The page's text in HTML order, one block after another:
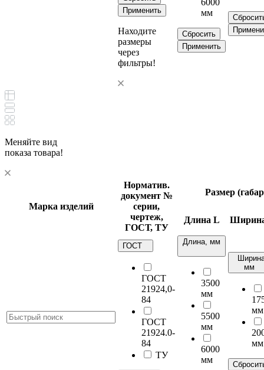
Применить
Находите
размеры
через
фильтры!
6000
мм
Сбросить
Применить
Меняйте вид
показа товара!
Марка изделий
Норматив.
документ №
серии,
чертеж,
ГОСТ, ТУ
Размер
Длина L
ГОСТ
ГОСТ
21924,0-
84
ГОСТ
21924.0-
84
ТУ
Длина, мм
3500
мм
5500
мм
6000
мм
мм
мм
мм